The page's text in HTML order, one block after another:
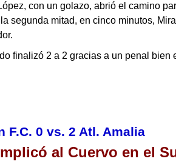
con un golazo, abrió el camino
segunda mitad, en cinco minutos,
finalizó 2 a 2 gracias a un penal bien
F.C. 0 vs. 2 Atl. Amalia
al Cuervo en el